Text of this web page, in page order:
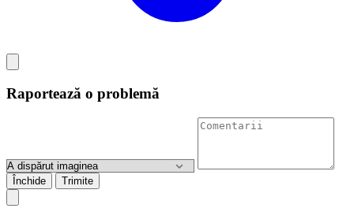
Raportează o problemă
Închide Trimite